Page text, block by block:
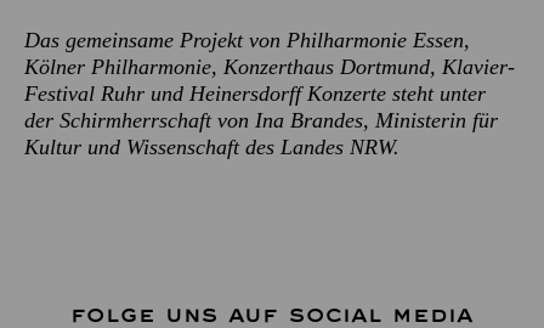
Das gemeinsame Projekt von Philharmonie Essen,
Kölner Philharmonie, Konzerthaus Dortmund, Klavier-
Festival Ruhr und Heinersdorff Konzerte steht unter
der Schirmherrschaft von Ina Brandes, Ministerin für
Kultur und Wissenschaft des Landes NRW.
FOLGE UNS AUF SOCIAL MEDIA